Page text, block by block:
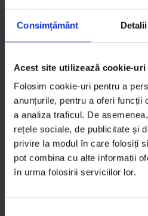
Consimțământ Detalii
Acest site utilizează cookie-uri
Folosim cookie-uri pentru a
anunțurile, pentru a oferi funcții
a analiza traficul. De
rețele sociale, de publicitate și
privire la modul în care folosiți
pot combina cu alte informații
în urma folosirii serviciilor lor.
„Nuuuu. Nu facem ca ei,
„Ei” sunt „caracatița”, cum
Nae. „Toate resursele sunt
mâna unui grup, iar grupul e
mititică”, îmi explică Carmen.
forțați să întindă mâna
Ce îi sperie pe ea și pe Nae
microcosmosul puterii din
macrocosmosul țării: Carmen
Jandarmeriei Române este